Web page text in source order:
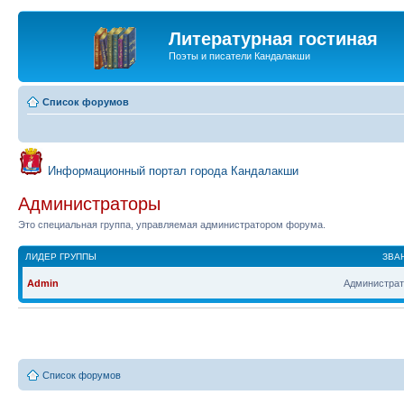
Литературная гостиная
Поэты и писатели Кандалакши
Список форумов
Информационный портал города Кандалакши
Администраторы
Это специальная группа, управляемая администратором форума.
ЛИДЕР ГРУППЫ
Admin
Список форумов